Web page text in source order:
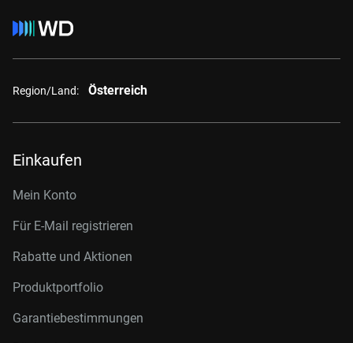
Region/Land: Österreich
Einkaufen
Mein Konto
Für E-Mail registrieren
Rabatte und Aktionen
Produktportfolio
Garantiebestimmungen